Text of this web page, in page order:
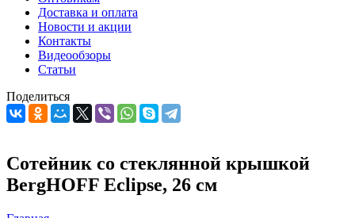
Доставка и оплата
Новости и акции
Контакты
Видеообзоры
Статьи
Поделиться
Сотейник со стеклянной крышкой
BergHOFF Eclipse, 26 см